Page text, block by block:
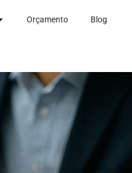
Orçamento Blog